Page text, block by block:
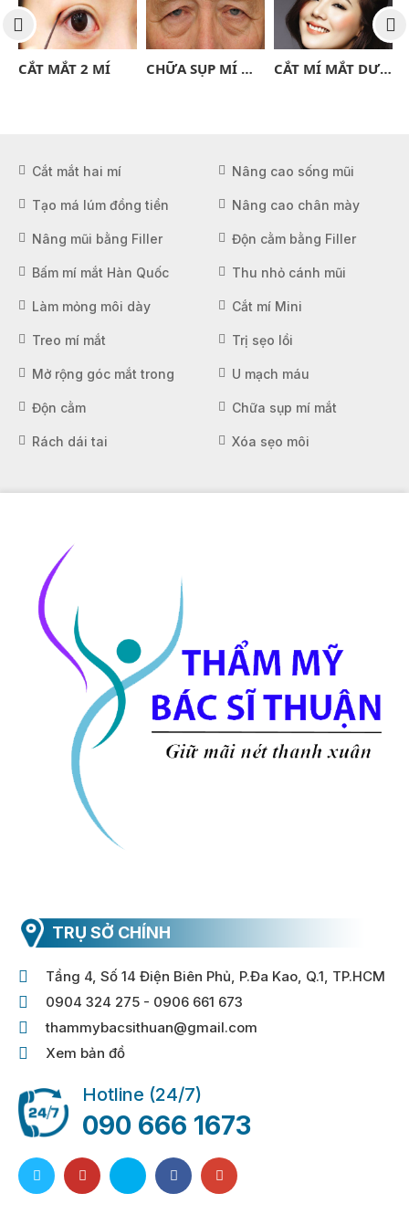
CẮT MẮT 2 MÍ CHỮA SỤP MÍ MẮT NGƯỜI LỚN CẮT MÍ MẮT DƯỚI
Cắt mắt hai mí Nâng cao sống mũi
Tạo má lúm đồng tiền Nâng cao chân mày
Nâng mũi bằng Filler Độn cằm bằng Filler
Bấm mí mắt Hàn Quốc Thu nhỏ cánh mũi
Làm mỏng môi dày Cắt mí Mini
Treo mí mắt Trị sẹo lồi
Mở rộng góc mắt trong U mạch máu
Độn cằm Chữa sụp mí mắt
Rách dái tai Xóa sẹo môi
TRỤ SỞ CHÍNH
Tầng 4, Số 14 Điện Biên Phủ, P.Đa Kao, Q.1, TP.HCM
0904 324 275 - 0906 661 673
thammybacsithuan@gmail.com
Xem bản đồ
Hotline (24/7)
090 666 1673